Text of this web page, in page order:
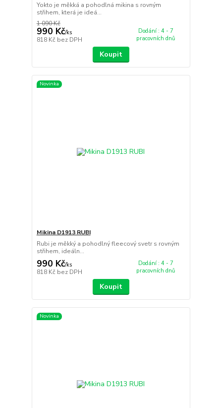
Yokto je měkká a pohodlná mikina s rovným
střihem, která je ideá...
1 090 Kč
990 Kč/ks
818 Kč bez DPH
Dodání : 4 - 7
pracovních dnů
Koupit
Novinka
Mikina D1913 RUBI
Rubi je měkký a pohodlný fleecový svetr s rovným
střihem, ideáln...
990 Kč/ks
818 Kč bez DPH
Dodání : 4 - 7
pracovních dnů
Koupit
Novinka